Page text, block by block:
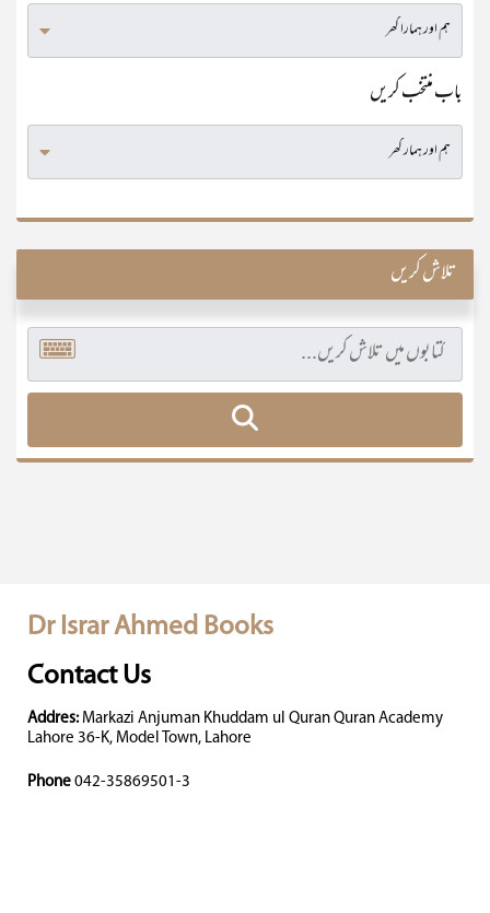
باب منتخب کریں
تلاش کریں
Dr Israr Ahmed Books
Contact Us
Addres: Markazi Anjuman Khuddam ul Quran Quran Academy
Lahore 36-K, Model Town, Lahore
Phone 042-35869501-3